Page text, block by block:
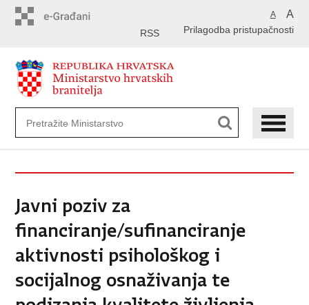
A A
Prilagodba pristupačnosti
RSS
Javni poziv za
financiranje/sufinanciranje
aktivnosti psihološkog i
socijalnog osnaživanja te
podizanja kvalitete življenja